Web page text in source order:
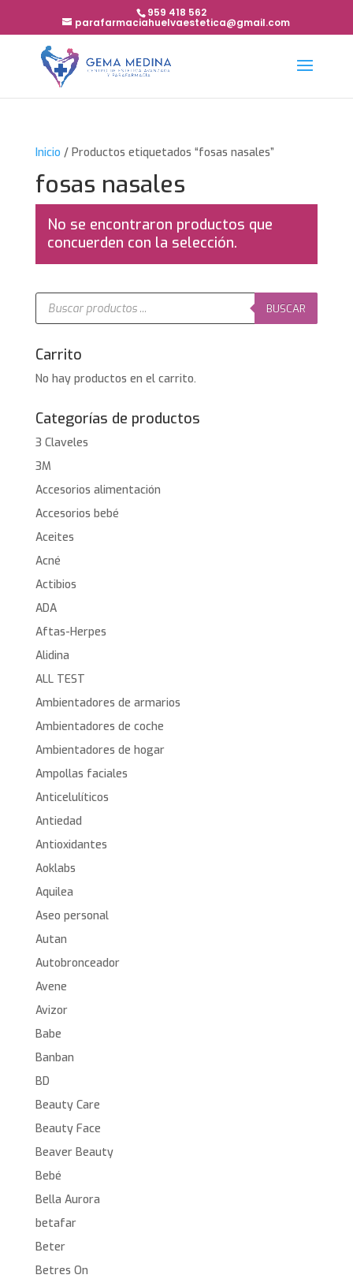
959 418 562
parafarmaciahuelvaestetica@gmail.com
Inicio / Productos etiquetados “fosas nasales”
fosas nasales
No se encontraron productos que
concuerden con la selección.
Búsqueda
productos
BUSCAR
Carrito
No hay productos en el carrito.
Categorías de productos
3 Claveles
3M
Accesorios alimentación
Accesorios bebé
Aceites
Acné
Actibios
ADA
Aftas-Herpes
Alidina
ALL TEST
Ambientadores de armarios
Ambientadores de coche
Ambientadores de hogar
Ampollas faciales
Anticelulíticos
Antiedad
Antioxidantes
Aoklabs
Aquilea
Aseo personal
Autan
Autobronceador
Avene
Avizor
Babe
Banban
BD
Beauty Care
Beauty Face
Beaver Beauty
Bebé
Bella Aurora
betafar
Beter
Betres On